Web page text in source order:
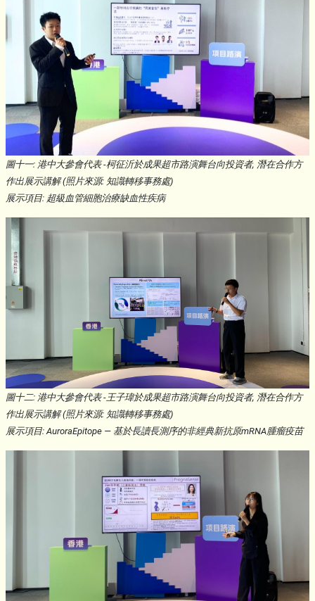
圖十一: 港中大參會代表 -柯征沂於成果超市路演舞台向投資者, 潛在合作方
作出展示講解 (照片來源: 知識轉移事務處)
展示項目: 超級血管細胞治療缺血性疾病
圖十二: 港中大參會代表 -王子瑋於成果超市路演舞台向投資者, 潛在合作方
作出展示講解 (照片來源: 知識轉移事務處)
展示項目: AuroraEpitope — 基於長讀長測序的非經典新抗原mRNA腫瘤疫苗